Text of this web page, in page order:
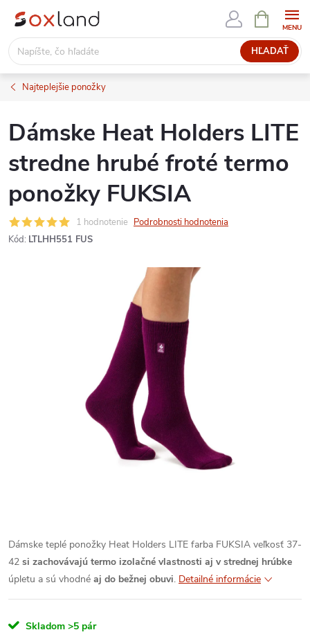
Prejsť
obsah
HĽADAŤ
KOŠÍK
Najteplejšie ponožky
Dámske Heat Holders LITE
stredne hrubé froté termo
ponožky FUKSIA
1 hodnotenie Podrobnosti hodnotenia
Kód: LTLHH551 FUS
Dámske teplé ponožky Heat Holders LITE farba FUKSIA veľkosť 37-
42 si zachovávajú termo izolačné vlastnosti aj v strednej hrúbke
úpletu a sú vhodné aj do bežnej obuvi. Detailné informácie
Skladom >5 pár